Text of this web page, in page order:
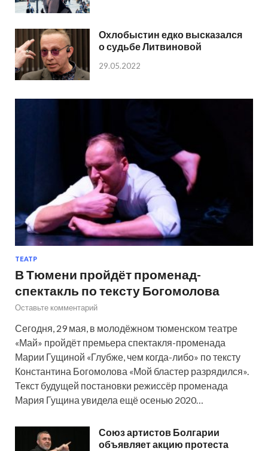
Охлобыстин едко высказался
о судьбе Литвиновой
29.05.2022
ТЕАТР
В Тюмени пройдёт променад-
спектакль по тексту Богомолова
Оставьте комментарий
Сегодня, 29 мая, в молодёжном тюменском театре
«Май» пройдёт премьера спектакля-променада
Марии Гущиной «Глубже, чем когда-либо» по тексту
Константина Богомолова «Мой бластер разрядился».
Текст будущей постановки режиссёр променада
Мария Гущина увидела ещё осенью 2020…
Союз артистов Болгарии
объявляет акцию протеста